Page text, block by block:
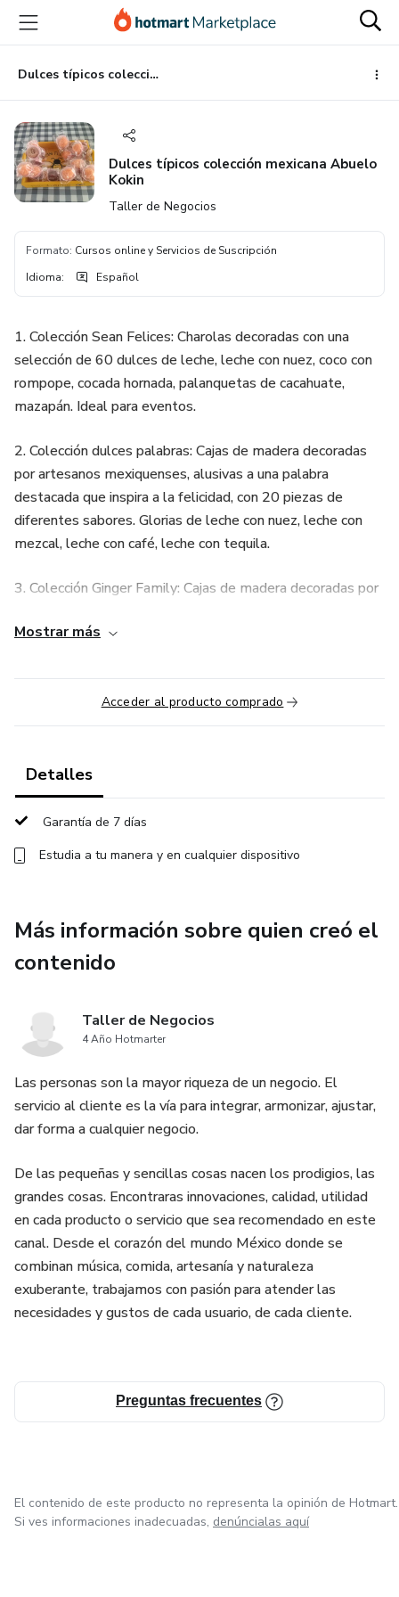
principal
página
de
página
Dulces típicos colección mexicana Abuelo Kokin
Dulces típicos colección mexicana Abuelo
Kokin
Taller de Negocios
Formato: Cursos online y Servicios de Suscripción
Idioma: Español
1. Colección Sean Felices: Charolas decoradas con una
selección de 60 dulces de leche, leche con nuez, coco con
rompope, cocada hornada, palanquetas de cacahuate,
mazapán. Ideal para eventos.
2. Colección dulces palabras: Cajas de madera decoradas
por artesanos mexiquenses, alusivas a una palabra
destacada que inspira a la felicidad, con 20 piezas de
diferentes sabores. Glorias de leche con nuez, leche con
mezcal, leche con café, leche con tequila.
3. Colección Ginger Family: Cajas de madera decoradas por
dulces de leche alusivos a la familia con hijos y mascotas.
Mostrar más
Acceder al producto comprado
Detalles
Garantía de 7 días
Estudia a tu manera y en cualquier dispositivo
Más información sobre quien creó el
contenido
Taller de Negocios
4 Año Hotmarter
Las personas son la mayor riqueza de un negocio. El
servicio al cliente es la vía para integrar, armonizar, ajustar,
dar forma a cualquier negocio.
De las pequeñas y sencillas cosas nacen los prodigios, las
grandes cosas. Encontraras innovaciones, calidad, utilidad
en cada producto o servicio que sea recomendado en este
canal. Desde el corazón del mundo México donde se
combinan música, comida, artesanía y naturaleza
exuberante, trabajamos con pasión para atender las
necesidades y gustos de cada usuario, de cada cliente.
Preguntas frecuentes
El contenido de este producto no representa la opinión de Hotmart.
Si ves informaciones inadecuadas, denúncialas aquí